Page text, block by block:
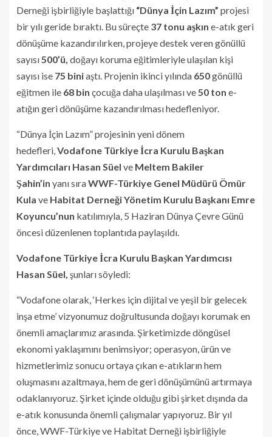
Derneği işbirliğiyle başlattığı “Dünya İçin Lazım” projesi
bir yılı geride bıraktı. Bu süreçte 37 tonu aşkın e-atık geri
dönüşüme kazandırılırken, projeye destek veren gönüllü
sayısı 500’ü, doğayı koruma eğitimleriyle ulaşılan kişi
sayısı ise 75 biniaştı. Projenin ikinci yılında 650gönüllü
eğitmen ile 68 bin çocuğa daha ulaşılması ve 50 ton e-
atığın geri dönüşüme kazandırılması hedefleniyor.
“Dünya İçin Lazım” projesinin yeni dönem
hedefleri, Vodafone Türkiye İcra Kurulu Başkan
Yardımcıları Hasan Süel ve Meltem Bakiler
Şahin’in yanı sıraWWF-Türkiye Genel Müdürü Ömür
Kula ve Habitat Derneği Yönetim Kurulu Başkanı Emre
Koyuncu’nun katılımıyla, 5 Haziran Dünya Çevre Günü
öncesi düzenlenen toplantıda paylaşıldı.
Vodafone Türkiye İcra Kurulu Başkan Yardımcısı
Hasan Süel, şunları söyledi:
“Vodafone olarak, ‘Herkes için dijital ve yeşil bir gelecek
inşa etme’ vizyonumuz doğrultusunda doğayı korumak en
önemli amaçlarımız arasında. Şirketimizde döngüsel
ekonomi yaklaşımını benimsiyor; operasyon, ürün ve
hizmetlerimiz sonucu ortaya çıkan e-atıkların hem
oluşmasını azaltmaya, hem de geri dönüşümünü artırmaya
odaklanıyoruz. Şirket içinde olduğu gibi şirket dışında da
e-atık konusunda önemli çalışmalar yapıyoruz. Bir yıl
önce, WWF-Türkiye ve Habitat Derneği işbirliğiyle